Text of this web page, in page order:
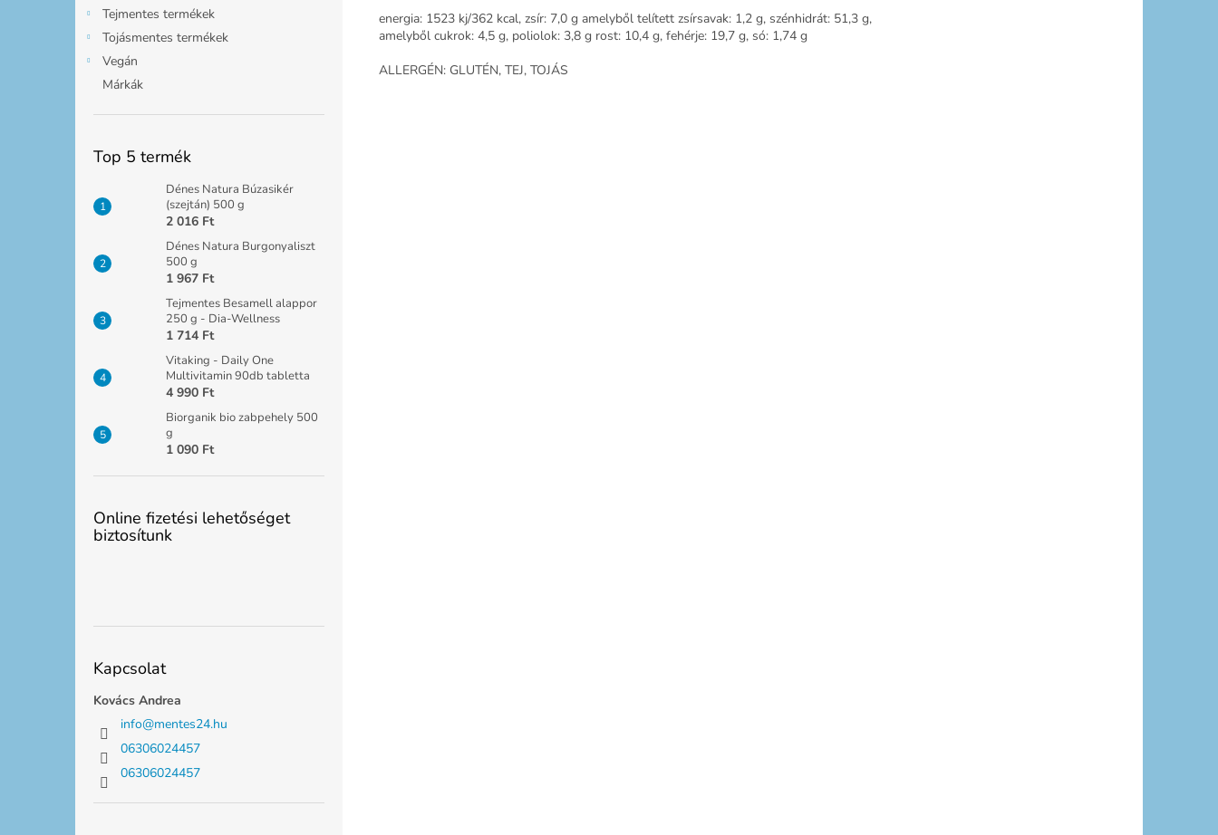
Tejmentes termékek
Tojásmentes termékek
Vegán
Márkák
Top 5 termék
Dénes Natura Búzasikér
(szejtán) 500 g
2 016 Ft
Dénes Natura Burgonyaliszt
500 g
1 967 Ft
Tejmentes Besamell alappor
250 g - Dia-Wellness
1 714 Ft
Vitaking - Daily One
Multivitamin 90db tabletta
4 990 Ft
Biorganik bio zabpehely 500
g
1 090 Ft
Online fizetési lehetőséget
biztosítunk
Kapcsolat
Kovács Andrea
info@mentes24.hu
06306024457
06306024457
energia: 1523 kj/362 kcal, zsír: 7,0 g amelyből telített zsírsavak: 1,2 g, szénhidrát: 51,3 g,
amelyből cukrok: 4,5 g, poliolok: 3,8 g rost: 10,4 g, fehérje: 19,7 g, só: 1,74 g
ALLERGÉN: GLUTÉN, TEJ, TOJÁS